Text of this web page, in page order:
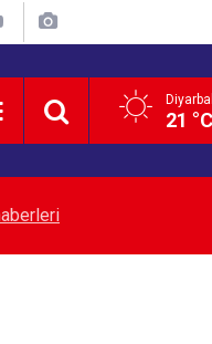
21
yeni yaptırımlar